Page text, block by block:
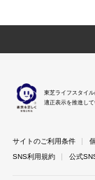
東芝ライフスタイル
適正表示を推進して
サイトのご利用条件
SNS利用規約
公式